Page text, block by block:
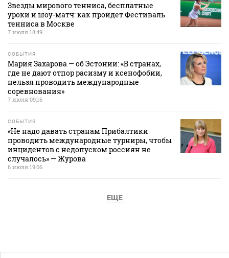
Звезды мирового тенниса, бесплатные
уроки и шоу-матч: как пройдет Фестиваль
тенниса в Москве
7 июля 18:49
СОБЫТИЯ
Мария Захарова — об Эстонии: «В странах,
где не дают отпор расизму и ксенофобии,
нельзя проводить международные
соревнования»
7 июля 09:16
СОБЫТИЯ
«Не надо давать странам Прибалтики
проводить международные турниры, чтобы
инцидентов с недопуском россиян не
случалось» — Журова
6 июля 19:06
ЕЩЕ